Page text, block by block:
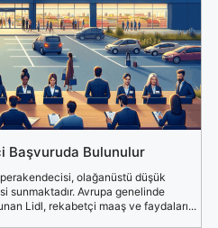
Başvuruda Bulunulur
olağanüstü düşük
sunmaktadır. Avrupa genelinde
Lidl, rekabetçi maaş ve faydaları...